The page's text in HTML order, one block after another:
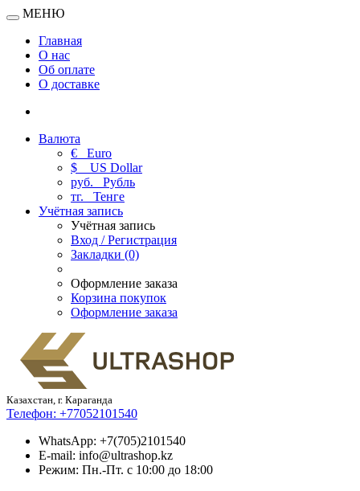
МЕНЮ
Главная
О нас
Об оплате
О доставке
Валюта
€ Euro
$
US Dollar
руб. Рубль
тг. Тенге
Учётная запись
Учётная запись
Вход / Регистрация
Закладки (0)
Оформление заказа
Корзина покупок
Оформление заказа
Казахстан, г. Караганда
Телефон: +77052101540
WhatsApp: +7(705)2101540
E-mail: info@ultrashop.kz
Режим: Пн.-Пт. с 10:00 до 18:00